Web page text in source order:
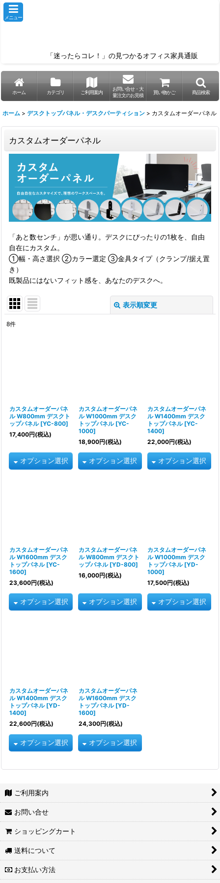
メニュー
「迷ったらコレ！」の見つかるオフィス家具通販
ホーム カテゴリ ご利用案内
お問い合せ・大
量注文のお見積
買い物かご 商品検索
ホーム > デスクトップパネル・デスクパーティション > カスタムオーダーパネル
カスタムオーダーパネル
「あと数センチ」が思い通り。デスクにぴったりの1枚を、自由
自在にカスタム。
①幅・高さ選択 ②カラー選定 ③金具タイプ（クランプ/据え置
き）
既製品にはないフィット感を、あなたのデスクへ。
表示順変更
8件
カスタムオーダーパネ
ル W800mm デスクト
ップパネル [YC-800]
17,400円(税込)
オプション選択
カスタムオーダーパネ
ル W1000mm デスク
トップパネル [YC-
1000]
18,900円(税込)
オプション選択
カスタムオーダーパネ
ル W1400mm デスク
トップパネル [YC-
1400]
22,000円(税込)
オプション選択
カスタムオーダーパネ
ル W1600mm デスク
トップパネル [YC-
1600]
23,600円(税込)
オプション選択
カスタムオーダーパネ
ル W800mm デスクト
ップパネル [YD-800]
16,000円(税込)
オプション選択
カスタムオーダーパネ
ル W1000mm デスク
トップパネル [YD-
1000]
17,500円(税込)
オプション選択
カスタムオーダーパネ
ル W1400mm デスク
トップパネル [YD-
1400]
22,600円(税込)
オプション選択
カスタムオーダーパネ
ル W1600mm デスク
トップパネル [YD-
1600]
24,300円(税込)
オプション選択
ご利用案内
お問い合せ
ショッピングカート
送料について
お支払い方法